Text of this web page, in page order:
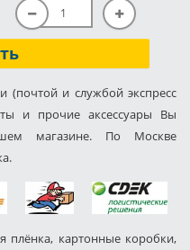
(почтой и службой экспресс
и прочие аксессуары Вы
магазине. По Москве
плёнка, картонные коробки,